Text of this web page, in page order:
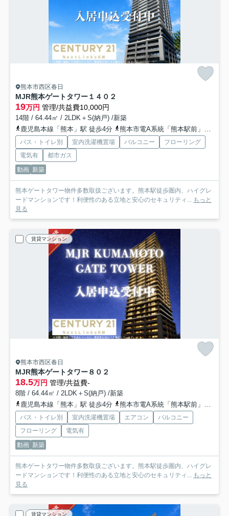
熊本市西区春日
MJR熊本ゲートタワー１４０２
19万円 管理/共益費10,000円
14階 / 64.44㎡ / 2LDK＋S(納戸) /新築
鹿児島本線「熊本」駅 徒歩4分
熊本市電A系統「熊本駅前」駅 徒歩5分
バス・トイレ別 室内洗濯機置場 バルコニー
フローリング
電気有
都市ガス
動画 新築
熊本ゲートタワー物件多数取扱ございます。熊本駅徒歩圏内、ハイグレ
ードマンションです！利便性のある立地と安心のセキュリティ... もっと
見る
賃貸マンション
熊本市西区春日
MJR熊本ゲートタワー８０２
18.5万円 管理/共益費-
8階 / 64.44㎡ / 2LDK＋S(納戸) /新築
鹿児島本線「熊本」駅 徒歩4分
熊本市電A系統「熊本駅前」駅 徒歩5分
バス・トイレ別 室内洗濯機置場 エアコン
バルコニー
フローリング
電気有
動画 新築
熊本ゲートタワー物件多数取扱ございます。熊本駅徒歩圏内、ハイグレ
ードマンションです！利便性のある立地と安心のセキュリティ... もっと
見る
賃貸マンション